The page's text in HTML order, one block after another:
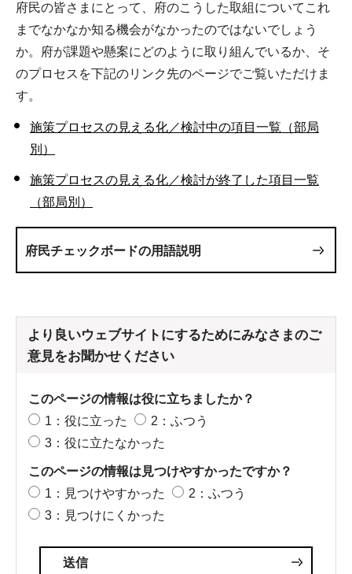
府民の皆さまにとって、府のこうした取組についてこれ
までなかなか知る機会がなかったのではないでしょう
か。府が課題や懸案にどのように取り組んでいるか、そ
のプロセスを下記のリンク先のページでご覧いただけま
す。
施策プロセスの見える化／検討中の項目一覧（部局
別）
施策プロセスの見える化／検討が終了した項目一覧
（部局別）
府民チェックボードの用語説明
より良いウェブサイトにするためにみなさまのご
意見をお聞かせください
このページの情報は役に立ちましたか？
1：役に立った
2：ふつう
3：役に立たなかった
このページの情報は見つけやすかったですか？
1：見つけやすかった
2：ふつう
3：見つけにくかった